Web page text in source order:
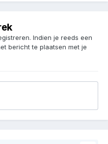
Indien je reeds een
bericht te plaatsen met je